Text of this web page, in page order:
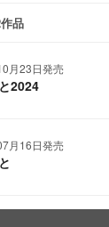
品
月23日発売
2024
月16日発売